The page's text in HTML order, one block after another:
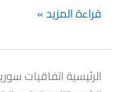
قراءة المزيد »
الرئيسية اتفاقيات
اتفاقية